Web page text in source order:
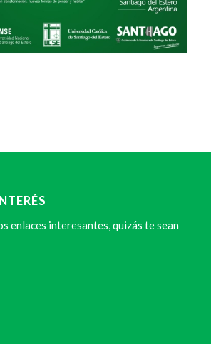
enlaces interesantes, quizás te sean